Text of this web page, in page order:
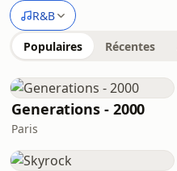
R&B
Populaires Récentes
Generations - 2000
Paris